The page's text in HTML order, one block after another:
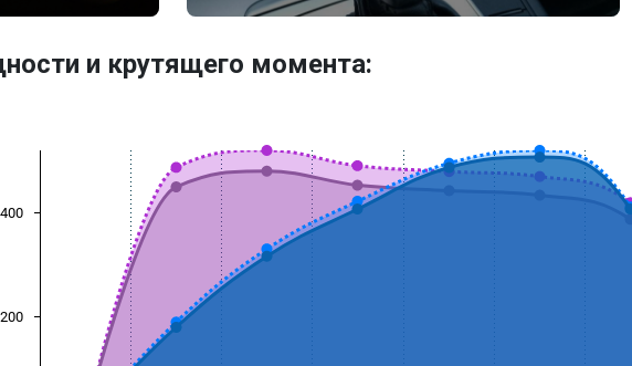
и крутящего момента:
200
400